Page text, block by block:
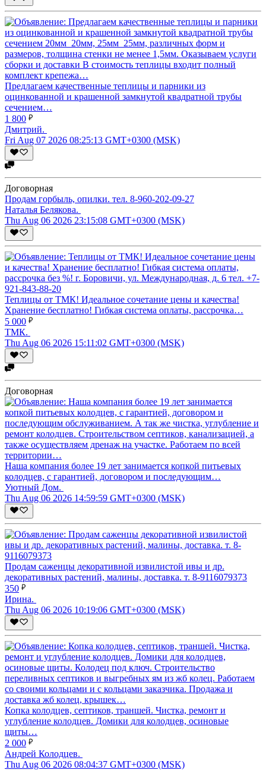
Предлагаем качественные теплицы и парники из
оцинкованной и крашенной замкнутой квадратной трубы
сечением…
1 800
Дмитрий.
Fri Aug 07 2026 08:25:13 GMT+0300 (MSK)
Договорная
Продам горбыль, опилки. тел. 8-960-202-09-27
Наталья Белякова.
Thu Aug 06 2026 23:15:08 GMT+0300 (MSK)
Теплицы от ТМК! Идеальное сочетание цены и качества!
Хранение бесплатно! Гибкая система оплаты, рассрочка…
5 000
ТМК.
Thu Aug 06 2026 15:11:02 GMT+0300 (MSK)
Договорная
Наша компания более 19 лет занимается копкой питьевых
колодцев, с гарантией, договором и последующим…
Уютный Дом.
Thu Aug 06 2026 14:59:59 GMT+0300 (MSK)
Продам саженцы декоративной извилистой ивы и др.
декоративных растений, малины, доставка. т. 8-9116079373
350
Ирина.
Thu Aug 06 2026 10:19:06 GMT+0300 (MSK)
Копка колодцев, септиков, траншей. Чистка, ремонт и
углубление колодцев. Домики для колодцев, осиновые
щиты…
2 000
Андрей Колодцев.
Thu Aug 06 2026 08:04:37 GMT+0300 (MSK)